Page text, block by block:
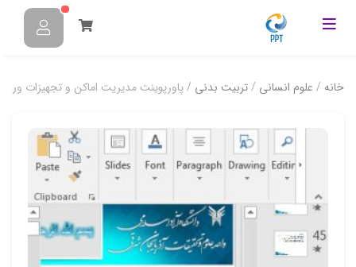
خانه / علوم انسانی /تربیت بدنی / پاورپوینت مدیریت اماکن و تجهیزات